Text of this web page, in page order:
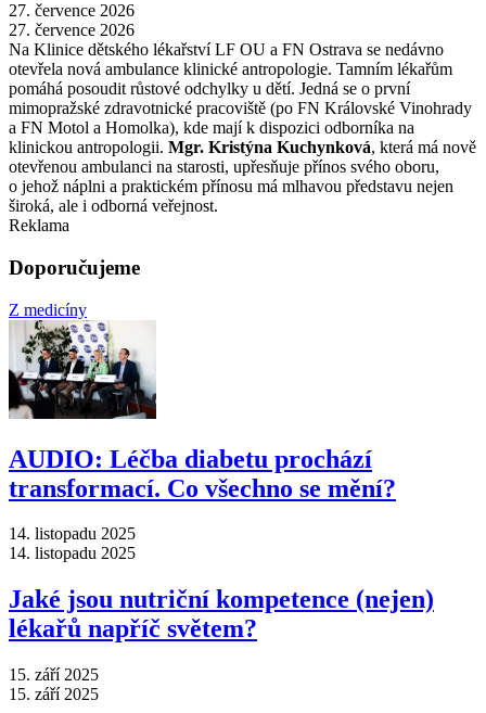
27. července 2026
27. července 2026
Na Klinice dětského lékařství LF OU a FN Ostrava se nedávno
otevřela nová ambulance klinické antropologie. Tamním lékařům
pomáhá posoudit růstové odchylky u dětí. Jedná se o první
mimopražské zdravotnické pracoviště (po FN Královské Vinohrady
a FN Motol a Homolka), kde mají k dispozici odborníka na
klinickou antropologii. Mgr. Kristýna Kuchynková, která má nově
otevřenou ambulanci na starosti, upřesňuje přínos svého oboru,
o jehož náplni a praktickém přínosu má mlhavou představu nejen
široká, ale i odborná veřejnost.
Reklama
Doporučujeme
Z medicíny
AUDIO: Léčba diabetu prochází
transformací. Co všechno se mění?
14. listopadu 2025
14. listopadu 2025
Jaké jsou nutriční kompetence (nejen)
lékařů napříč světem?
15. září 2025
15. září 2025